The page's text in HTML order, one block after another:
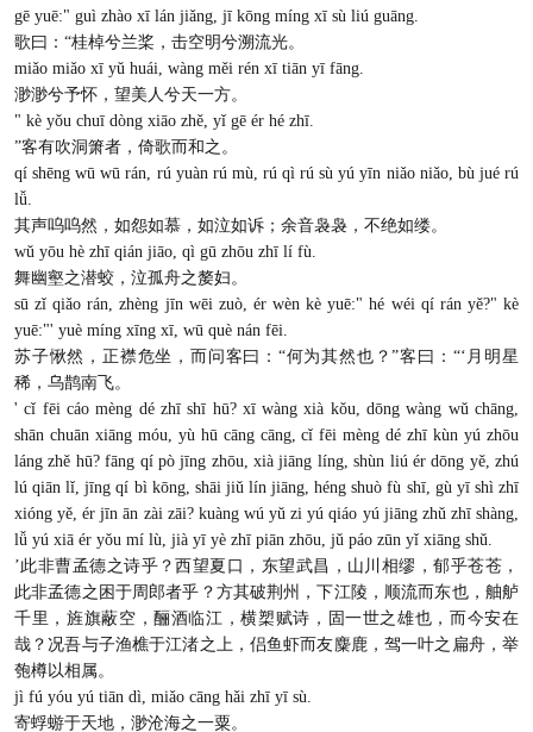
gē yuē:" guì zhào xī lán jiǎng, jī kōng míng xī sù liú guāng.
歌曰：“桂棹兮兰桨，击空明兮溯流光。
miǎo miǎo xī yǔ huái, wàng měi rén xī tiān yī fāng.
渺渺兮予怀，望美人兮天一方。
" kè yǒu chuī dòng xiāo zhě, yǐ gē ér hé zhī.
”客有吹洞箫者，倚歌而和之。
qí shēng wū wū rán, rú yuàn rú mù, rú qì rú sù yú yīn niǎo niǎo, bù jué rú
lǚ.
其声呜呜然，如怨如慕，如泣如诉；余音袅袅，不绝如缕。
wǔ yōu hè zhī qián jiāo, qì gū zhōu zhī lí fù.
舞幽壑之潜蛟，泣孤舟之嫠妇。
sū zǐ qiǎo rán, zhèng jīn wēi zuò, ér wèn kè yuē:" hé wéi qí rán yě?" kè
yuē:"' yuè míng xīng xī, wū què nán fēi.
苏子愀然，正襟危坐，而问客曰：“何为其然也？”客曰：“‘月明星
稀，乌鹊南飞。
' cǐ fēi cáo mèng dé zhī shī hū? xī wàng xià kǒu, dōng wàng wǔ chāng,
shān chuān xiāng móu, yù hū cāng cāng, cǐ fēi mèng dé zhī kùn yú zhōu
láng zhě hū? fāng qí pò jīng zhōu, xià jiāng líng, shùn liú ér dōng yě, zhú
lú qiān lǐ, jīng qí bì kōng, shāi jiǔ lín jiāng, héng shuò fù shī, gù yī shì zhī
xióng yě, ér jīn ān zài zāi? kuàng wú yǔ zi yú qiáo yú jiāng zhǔ zhī shàng,
lǚ yú xiā ér yǒu mí lù, jià yī yè zhī piān zhōu, jǔ páo zūn yǐ xiāng shǔ.
’此非曹孟德之诗乎？西望夏口，东望武昌，山川相缪，郁乎苍苍，
此非孟德之困于周郎者乎？方其破荆州，下江陵，顺流而东也，舳舻
千里，旌旗蔽空，酾酒临江，横槊赋诗，固一世之雄也，而今安在
哉？况吾与子渔樵于江渚之上，侣鱼虾而友麋鹿，驾一叶之扁舟，举
匏樽以相属。
jì fú yóu yú tiān dì, miǎo cāng hǎi zhī yī sù.
寄蜉蝣于天地，渺沧海之一粟。